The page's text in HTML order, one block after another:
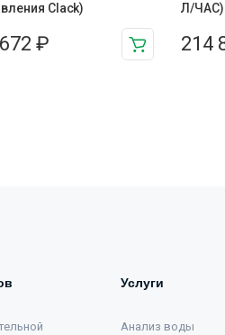
Clack)
₽
Л/ЧАС)
214
Услуги
Анализ воды